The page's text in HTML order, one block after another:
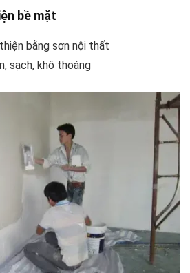
bề mặt
bằng sơn nội thất
sạch, khô thoáng